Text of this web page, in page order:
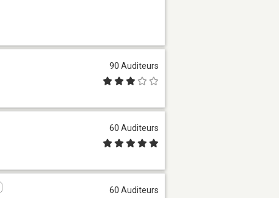
90 Auditeurs
60 Auditeurs
60 Auditeurs